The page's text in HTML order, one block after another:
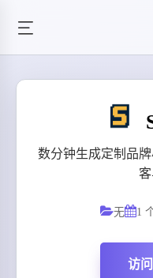
数分钟生成定制品
无 1
访